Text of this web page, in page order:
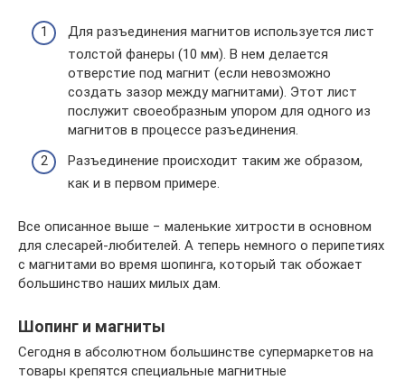
Для разъединения магнитов используется лист
толстой фанеры (10 мм). В нем делается
отверстие под магнит (если невозможно
создать зазор между магнитами). Этот лист
послужит своеобразным упором для одного из
магнитов в процессе разъединения.
Разъединение происходит таким же образом,
как и в первом примере.
Все описанное выше − маленькие хитрости в основном
для слесарей-любителей. А теперь немного о перипетиях
с магнитами во время шопинга, который так обожает
большинство наших милых дам.
Шопинг и магниты
Сегодня в абсолютном большинстве супермаркетов на
товары крепятся специальные магнитные